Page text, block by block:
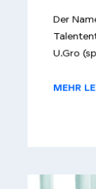
Der
U.Gro
MEHR